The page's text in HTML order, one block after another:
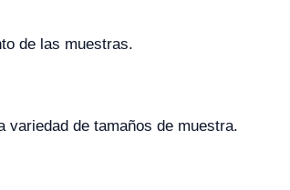
de las muestras.
variedad de tamaños de muestra.